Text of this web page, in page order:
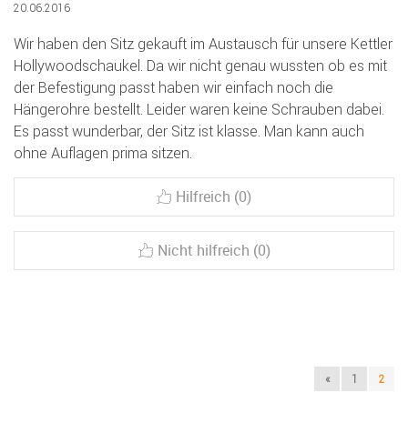
20.06.2016
Wir haben den Sitz gekauft im Austausch für unsere Kettler
Hollywoodschaukel. Da wir nicht genau wussten ob es mit
der Befestigung passt haben wir einfach noch die
Hängerohre bestellt. Leider waren keine Schrauben dabei.
Es passt wunderbar, der Sitz ist klasse. Man kann auch
ohne Auflagen prima sitzen.
Hilfreich (0)
Nicht hilfreich (0)
« 1 2